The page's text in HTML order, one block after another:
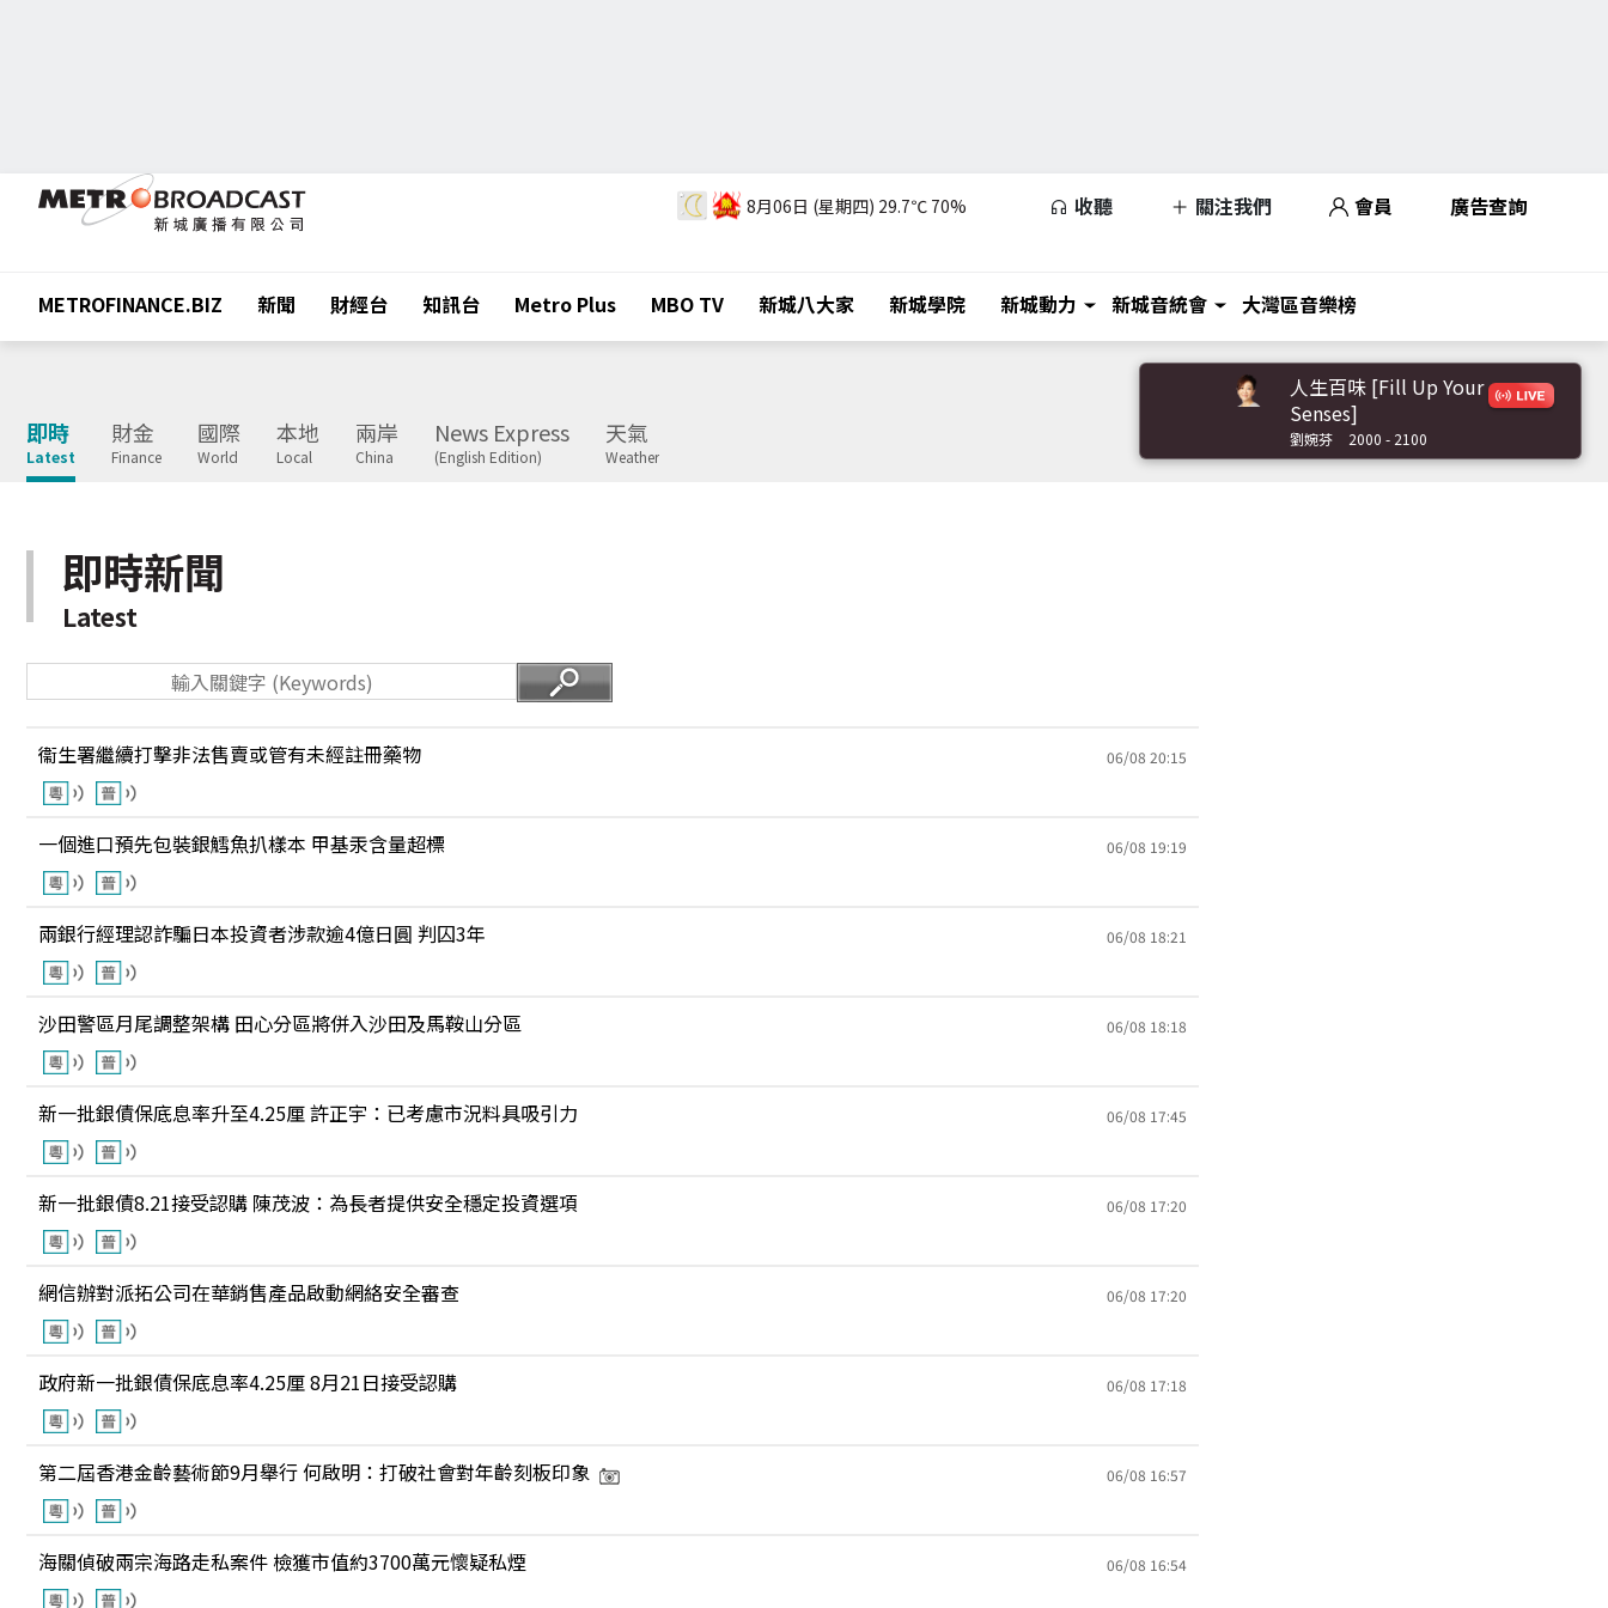
8月06日 (星期四) 29.7℃ 70% 收聽 關注我們 會員 廣告查詢
METROFINANCE.BIZ 新聞 財經台 知訊台 Metro Plus MBO TV 新城八大家 新城學院 新城動力 新城音統會 大灣區音樂榜
即時
Latest
財金
Finance
國際
World
本地
Local
兩岸
China
News Express
(English Edition)
天氣
Weather
人生百味 [Fill Up Your
Senses]
劉婉芬 2000 - 2100
即時新聞
Latest
衞生署繼續打擊非法售賣或管有未經註冊藥物 06/08 20:15
一個進口預先包裝銀鱈魚扒樣本 甲基汞含量超標 06/08 19:19
兩銀行經理認詐騙日本投資者涉款逾4億日圓 判囚3年 06/08 18:21
沙田警區月尾調整架構 田心分區將併入沙田及馬鞍山分區 06/08 18:18
新一批銀債保底息率升至4.25厘 許正宇：已考慮市況料具吸引力 06/08 17:45
新一批銀債8.21接受認購 陳茂波：為長者提供安全穩定投資選項 06/08 17:20
網信辦對派拓公司在華銷售產品啟動網絡安全審查 06/08 17:20
政府新一批銀債保底息率4.25厘 8月21日接受認購 06/08 17:18
第二屆香港金齡藝術節9月舉行 何啟明：打破社會對年齡刻板印象 06/08 16:57
海關偵破兩宗海路走私案件 檢獲市值約3700萬元懷疑私煙 06/08 16:54